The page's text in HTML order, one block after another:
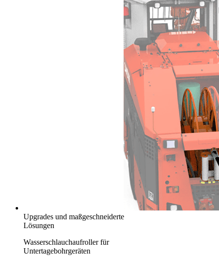
Upgrades und maßgeschneiderte
Lösungen
Wasserschlauchaufroller für
Untertagebohrgeräten